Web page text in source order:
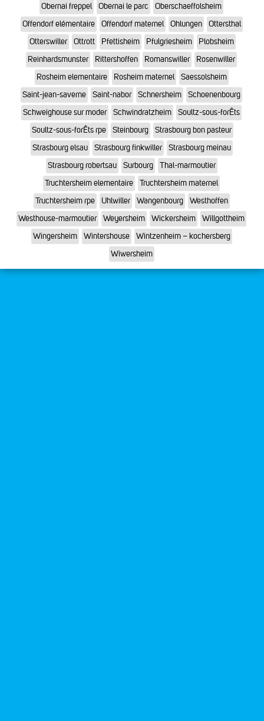
Obernai freppel
Obernai le parc
Oberschaeffolsheim
Offendorf elémentaire
Offendorf maternel Ohlungen
Ottersthal
Otterswiller
Ottrott Pfettisheim Pfulgriesheim
Plobsheim
Reinhardsmunster
Rittershoffen Romanswiller
Rosenwiller
Rosheim elementaire
Rosheim maternel
Saessolsheim
Saint-jean-saverne
Saint-nabor Schnersheim
Schoenenbourg
Schweighouse sur moder
Schwindratzheim
Soultz-sous-forÊts
Soultz-sous-forÊts rpe
Steinbourg
Strasbourg bon pasteur
Strasbourg elsau
Strasbourg finkwiller
Strasbourg meinau
Strasbourg robertsau
Surbourg
Thal-marmoutier
Truchtersheim elementaire
Truchtersheim maternel
Truchtersheim rpe
Uhlwiller Wangenbourg
Westhoffen
Westhouse-marmoutier
Weyersheim Wickersheim
Willgottheim
Wingersheim
Wintershouse
Wintzenheim – kochersberg
Wiwersheim